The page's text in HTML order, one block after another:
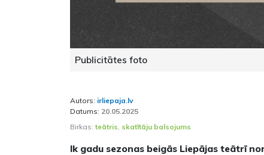
Publicitātes foto
Autors: irliepaja.lv
Datums: 20.05.2025
Birkas:teātris, skatītāju balsojums
Ik gadu sezonas beigās Liepājas teātrī